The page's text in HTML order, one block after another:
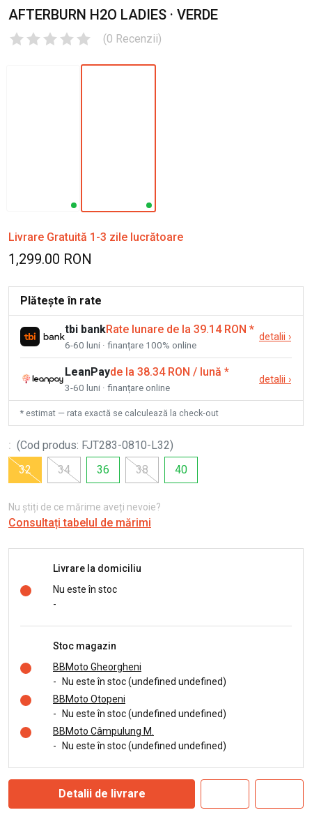
AFTERBURN H2O LADIES · VERDE
(0 Recenzii)
Livrare Gratuită 1-3 zile lucrătoare
1,299.00 RON
Plătește în rate
tbi bankRate lunare de la 39.14 RON *
6-60 luni · finanțare 100% online
detalii ›
LeanPayde la 38.34 RON / lună *
3-60 luni · finanțare online
detalii ›
* estimat — rata exactă se calculează la check-out
: (Cod produs: FJT283-0810-L32)
32
34 36 38 40
Nu știți de ce mărime aveți nevoie?
Consultați tabelul de mărimi
Livrare la domiciliu
Nu este în stoc
-
Stoc magazin
BBMoto Gheorgheni
-
Nu este în stoc (undefined undefined)
BBMoto Otopeni
-
Nu este în stoc (undefined undefined)
BBMoto Câmpulung M.
-
Nu este în stoc (undefined undefined)
Detalii de livrare